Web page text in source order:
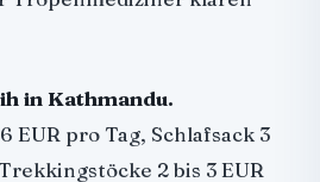
in Kathmandu.
EUR pro Tag, Schlafsack 3
2 bis 3 EUR